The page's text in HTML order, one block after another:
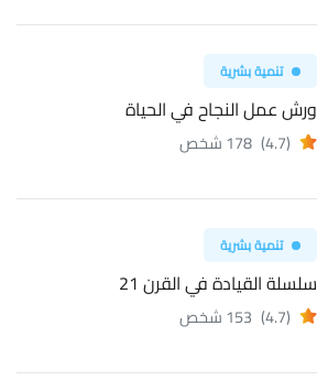
تنمية بشرية
ورش عمل النجاح في الحياة
(4.7) 178 شخص
تنمية بشرية
سلسلة القيادة في القرن 21
(4.7) 153 شخص